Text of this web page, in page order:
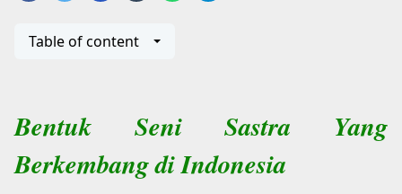
Table of content
Bentuk Seni Sastra Yang
Berkembang di Indonesia